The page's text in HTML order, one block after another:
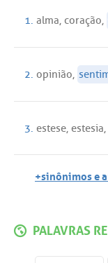
1. alma, coração,
2. opinião,
3. estese, estesia,
+sinônimos e
PALAVRAS